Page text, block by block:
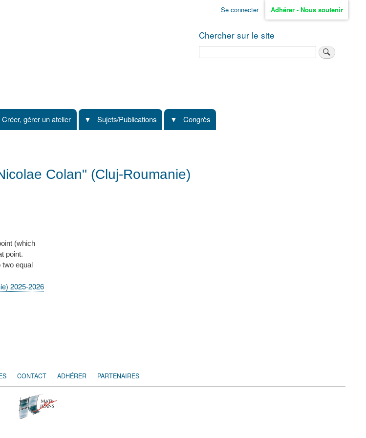
Se connecter Adhérer - Nous soutenir
Chercher sur le site
Créer, gérer un atelier Sujets/Publications Congrès
Colan" (Cluj-Roumanie)
(which
point.
two equal
2025-2026
CONTACT ADHÉRER PARTENAIRES